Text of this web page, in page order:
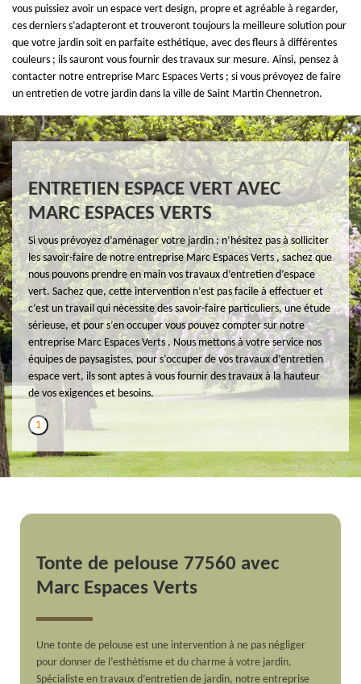
vous puissiez avoir un espace vert design, propre et agréable à regarder,
ces derniers s’adapteront et trouveront toujours la meilleure solution pour
que votre jardin soit en parfaite esthétique, avec des fleurs à différentes
couleurs ; ils sauront vous fournir des travaux sur mesure. Ainsi, pensez à
contacter notre entreprise Marc Espaces Verts ; si vous prévoyez de faire
un entretien de votre jardin dans la ville de Saint Martin Chennetron.
ENTRETIEN ESPACE VERT AVEC
MARC ESPACES VERTS
Si vous prévoyez d’aménager votre jardin ; n’hésitez pas à solliciter
les savoir-faire de notre entreprise Marc Espaces Verts , sachez que
nous pouvons prendre en main vos travaux d’entretien d’espace
vert. Sachez que, cette intervention n’est pas facile à effectuer et
c’est un travail qui nécessite des savoir-faire particuliers, une étude
sérieuse, et pour s’en occuper vous pouvez compter sur notre
entreprise Marc Espaces Verts . Nous mettons à votre service nos
équipes de paysagistes, pour s’occuper de vos travaux d’entretien
espace vert, ils sont aptes à vous fournir des travaux à la hauteur
de vos exigences et besoins.
1
Tonte de pelouse 77560 avec
Marc Espaces Verts
Une tonte de pelouse est une intervention à ne pas négliger
pour donner de l’esthétisme et du charme à votre jardin.
Spécialiste en travaux d’entretien de jardin, notre entreprise